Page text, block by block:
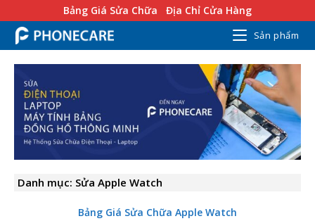
Bảng Giá Sửa Chữa Địa Chỉ Cửa Hàng
Sản phẩm
Danh mục: Sửa Apple Watch
Bảng Giá Sửa Chữa Apple Watch